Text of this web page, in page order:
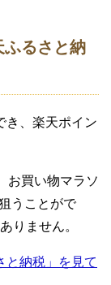
ふるさと納
き、楽天ポイン
お買い物マラソ
うことがで
りません。
と納税」を見て